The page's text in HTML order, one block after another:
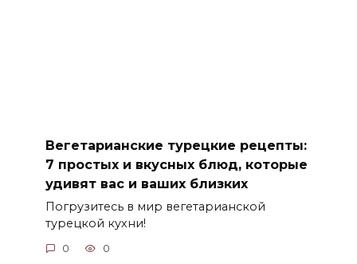
Вегетарианские турецкие рецепты:
7 простых и вкусных блюд, которые
удивят вас и ваших близких
Погрузитесь в мир вегетарианской
турецкой кухни!
0 0